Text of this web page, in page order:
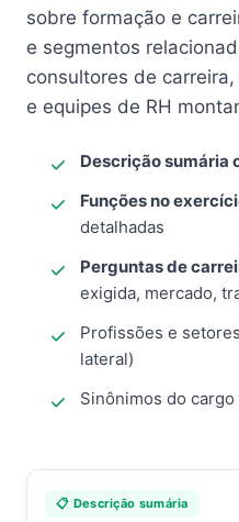
sobre formação e
e segmentos
consultores de
e equipes de RH
Descrição sumária
Funções no
detalhadas
Perguntas de
exigida, mercado,
Profissões e
lateral)
Sinônimos do
📋 Descrição sumária